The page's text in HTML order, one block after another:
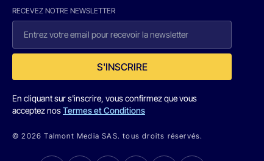
RECEVEZ NOTRE NEWSLETTER
S'INSCRIRE
En cliquant sur s'inscrire, vous confirmez que vous
acceptez nosTermes et Conditions
© 2026 Talmont Media SAS. tous droits réservés.